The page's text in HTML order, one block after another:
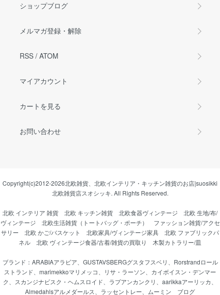
ショップブログ
メルマガ登録・解除
RSS / ATOM
マイアカウント
カートを見る
お問い合わせ
Copyright(c)2012-2026北欧雑貨、北欧インテリア・キッチン雑貨のお店|suosikki
北欧雑貨店スオシッキ.All Rights Reserved.
北欧 インテリア 雑貨 北欧 キッチン雑貨 北欧食器ヴィンテージ
北欧 生地/布/
ヴィンテージ
北欧生活雑貨（トートバッグ・ポーチ）
ファッション雑貨/アクセ
サリー
北欧 かご/バスケット 北欧家具/ヴィンテージ家具
北欧 ファブリックパ
ネル
北欧 ヴィンテージ食器/古着/雑貨の買取り 木製カトラリー/皿
ブランド： ARABIAアラビア、 GUSTAVSBERGグスタフスベリ 、 Rorstrandロール
ストランド、 marimekkoマリメッコ、 リサ・ラーソン、 カイボイスン・デンマー
ク、 スカンジナビスク・ヘムスロイド、 ラプアンカンクリ 、 aarikkaアーリッカ、
Almedahlsアルメダールス、 ラッセントレー、 ムーミン ブログ